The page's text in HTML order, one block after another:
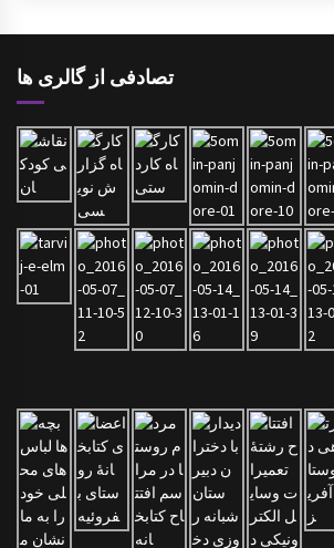
تصادفی از گالری ها